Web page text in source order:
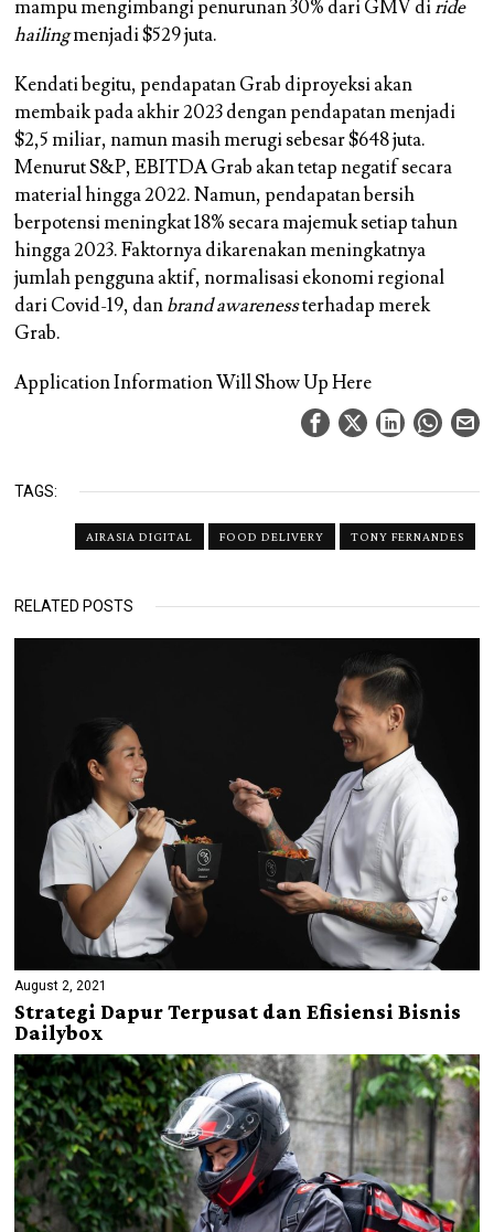
mampu mengimbangi penurunan 30% dari GMV diride
hailingmenjadi $529 juta.
Kendati begitu, pendapatan Grab diproyeksi akan
membaik pada akhir 2023 dengan pendapatan menjadi
$2,5 miliar, namun masih merugi sebesar $648 juta.
Menurut S&P, EBITDA Grab akan tetap negatif secara
material hingga 2022. Namun, pendapatan bersih
berpotensi meningkat 18% secara majemuk setiap tahun
hingga 2023. Faktornya dikarenakan meningkatnya
jumlah pengguna aktif, normalisasi ekonomi regional
dari Covid-19, danbrand awarenessterhadap merek
Grab.
Application Information Will Show Up Here
TAGS:
AIRASIA DIGITAL FOOD DELIVERY TONY FERNANDES
RELATED POSTS
August 2, 2021
Strategi Dapur Terpusat dan Efisiensi Bisnis
Dailybox